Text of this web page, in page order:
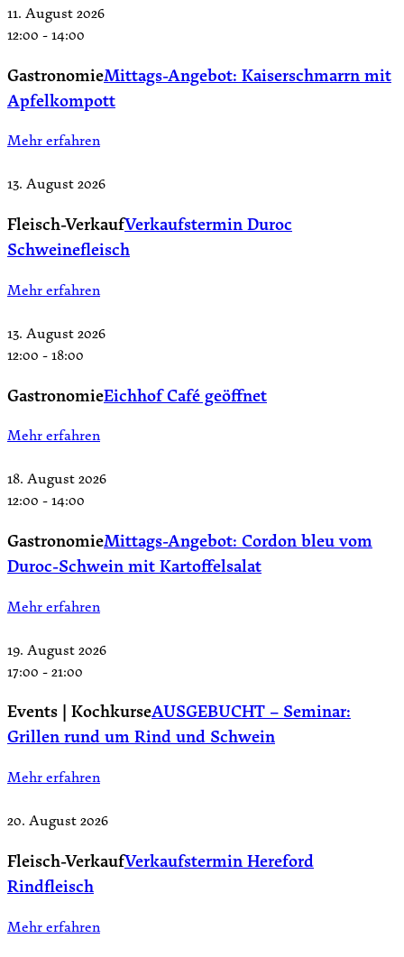
11. August 2026
12:00 -14:00
GastronomieMittags-Angebot: Kaiserschmarrn mit
Apfelkompott
Mehr erfahren
13. August 2026
Fleisch-VerkaufVerkaufstermin Duroc
Schweinefleisch
Mehr erfahren
13. August 2026
12:00 -18:00
GastronomieEichhof Café geöffnet
Mehr erfahren
18. August 2026
12:00 -14:00
GastronomieMittags-Angebot: Cordon bleu vom
Duroc-Schwein mit Kartoffelsalat
Mehr erfahren
19. August 2026
17:00 -21:00
Events | KochkurseAUSGEBUCHT – Seminar:
Grillen rund um Rind und Schwein
Mehr erfahren
20. August 2026
Fleisch-VerkaufVerkaufstermin Hereford
Rindfleisch
Mehr erfahren